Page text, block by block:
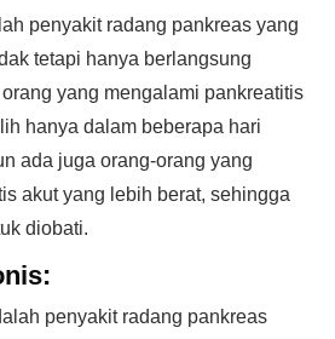
penyakit radang pankreas yang
tetapi hanya berlangsung
yang mengalami pankreatitis
hanya dalam beberapa hari
ada juga orang-orang yang
akut yang lebih berat, sehingga
diobati.
penyakit radang pankreas